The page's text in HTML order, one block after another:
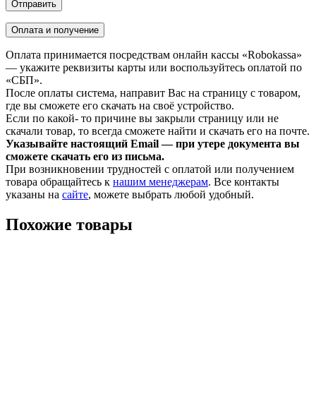
Оплата и получение
Оплата принимается посредствам онлайн кассы «Robokassa»
— укажите реквизиты карты или воспользуйтесь оплатой по
«СБП».
После оплаты система, направит Вас на страницу с товаром,
где вы сможете его скачать на своё устройство.
Если по какой- то причине вы закрыли страницу или не
скачали товар, то всегда сможете найти и скачать его на почте.
Указывайте настоящий Email — при утере документа вы
сможете скачать его из письма.
При возникновении трудностей с оплатой или получением
товара обращайтесь к нашим менеджерам. Все контакты
указаны на сайте, можете выбрать любой удобный.
Похожие товары